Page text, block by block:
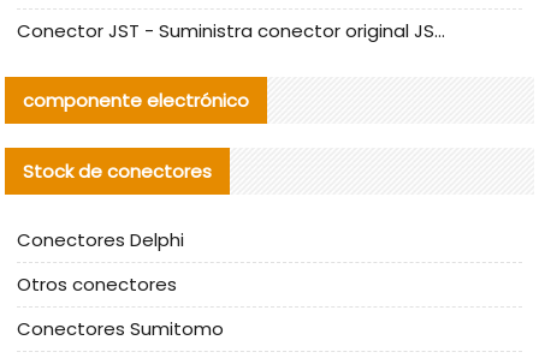
Conector JST - Suministra conector original JST GHR-09V-S | productos alternativos
componente electrónico
Stock de conectores
Conectores Delphi
Otros conectores
Conectores Sumitomo